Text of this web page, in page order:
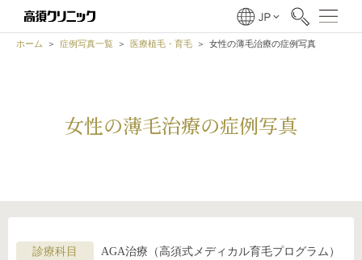
ホーム 症例写真一覧 医療植毛・育毛 女性の薄毛治療の症例写真
女性の薄毛治療の症例写真
診療科目
AGA治療（高須式メディカル育毛プログラム）